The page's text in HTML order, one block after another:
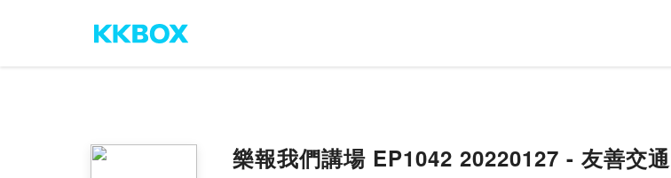
樂報我們講場 EP1042 20220127 - 友善交通